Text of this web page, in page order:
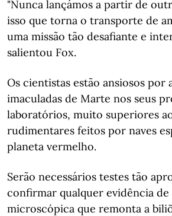
"Nunca lançámos a partir de
isso que torna o transporte de
uma missão tão desafiante e
salientou Fox.
Os cientistas estão ansiosos por
imaculadas de Marte nos seus
laboratórios, muito superiores
rudimentares feitos por naves
planeta vermelho.
Serão necessários testes tão
confirmar qualquer evidência de
microscópica que remonta a